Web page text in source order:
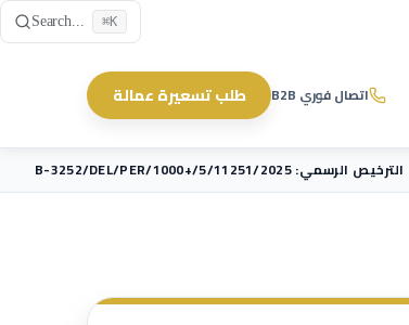
Skip to main content
Search... ⌘K
اتصال فوري B2B طلب تسعيرة عمالة
الترخيص الرسمي: B-3252/DEL/PER/1000+/5/11251/2025